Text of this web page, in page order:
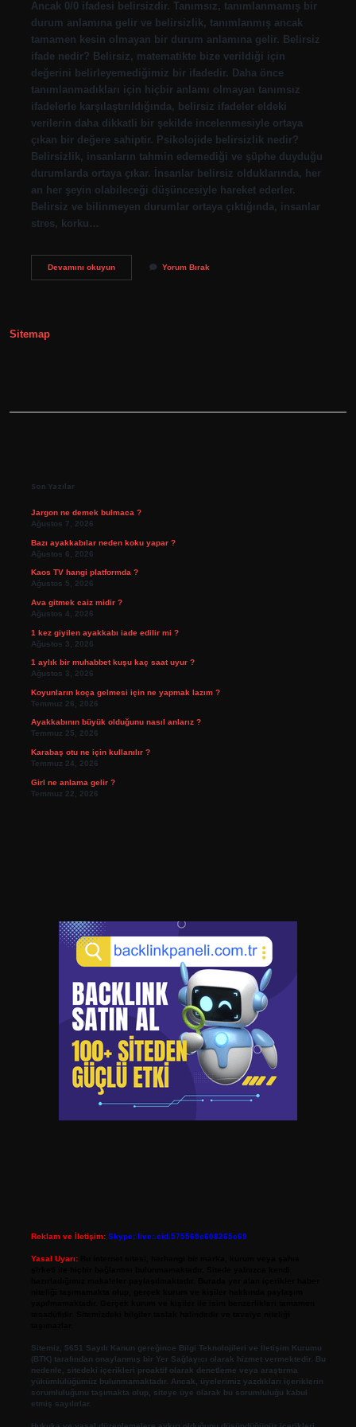
Ancak 0/0 ifadesi belirsizdir. Tanımsız, tanımlanmamış bir
durum anlamına gelir ve belirsizlik, tanımlanmış ancak
tamamen kesin olmayan bir durum anlamına gelir. Belirsiz
ifade nedir? Belirsiz, matematikte bize verildiği için
değerini belirleyemediğimiz bir ifadedir. Daha önce
tanımlanmadıkları için hiçbir anlamı olmayan tanımsız
ifadelerle karşılaştırıldığında, belirsiz ifadeler eldeki
verilerin daha dikkatli bir şekilde incelenmesiyle ortaya
çıkan bir değere sahiptir. Psikolojide belirsizlik nedir?
Belirsizlik, insanların tahmin edemediği ve şüphe duyduğu
durumlarda ortaya çıkar. İnsanlar belirsiz olduklarında, her
an her şeyin olabileceği düşüncesiyle hareket ederler.
Belirsiz ve bilinmeyen durumlar ortaya çıktığında, insanlar
stres, korku…
Devamını okuyunBelirsiz
Yorum Bırak
Sitemap
Son Yazılar
Jargon ne demek bulmaca ?
Ağustos 7, 2026
Bazı ayakkabılar neden koku yapar ?
Ağustos 6, 2026
Kaos TV hangi platformda ?
Ağustos 5, 2026
Ava gitmek caiz midir ?
Ağustos 4, 2026
1 kez giyilen ayakkabı iade edilir mi ?
Ağustos 3, 2026
1 aylık bir muhabbet kuşu kaç saat uyur ?
Ağustos 3, 2026
Koyunların koça gelmesi için ne yapmak lazım ?
Temmuz 26, 2026
Ayakkabının büyük olduğunu nasıl anlarız ?
Temmuz 25, 2026
Karabaş otu ne için kullanılır ?
Temmuz 24, 2026
Girl ne anlama gelir ?
Temmuz 22, 2026
Reklam ve İletişim: Skype: live:.cid.575569c608265c69
Yasal Uyarı:
Sitemiz, 5651 Sayılı Kanun gereğince Bilgi Teknolojileri ve İletişim Kurumu
(BTK) tarafından onaylanmış bir Yer Sağlayıcı olarak hizmet vermektedir. Bu
nedenle, sitedeki içerikleri proaktif olarak denetleme veya araştırma
yükümlülüğümüz bulunmamaktadır. Ancak, üyelerimiz yazdıkları içeriklerin
sorumluluğunu taşımakta olup, siteye üye olarak bu sorumluluğu kabul
etmiş sayılırlar.